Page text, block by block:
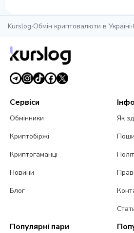
Kurslog›Обмін криптовалюти в Україні›
Сервіси
Обмінники
Криптобіржі
Криптогаманці
Новини
Блог
Як
Популярні пари